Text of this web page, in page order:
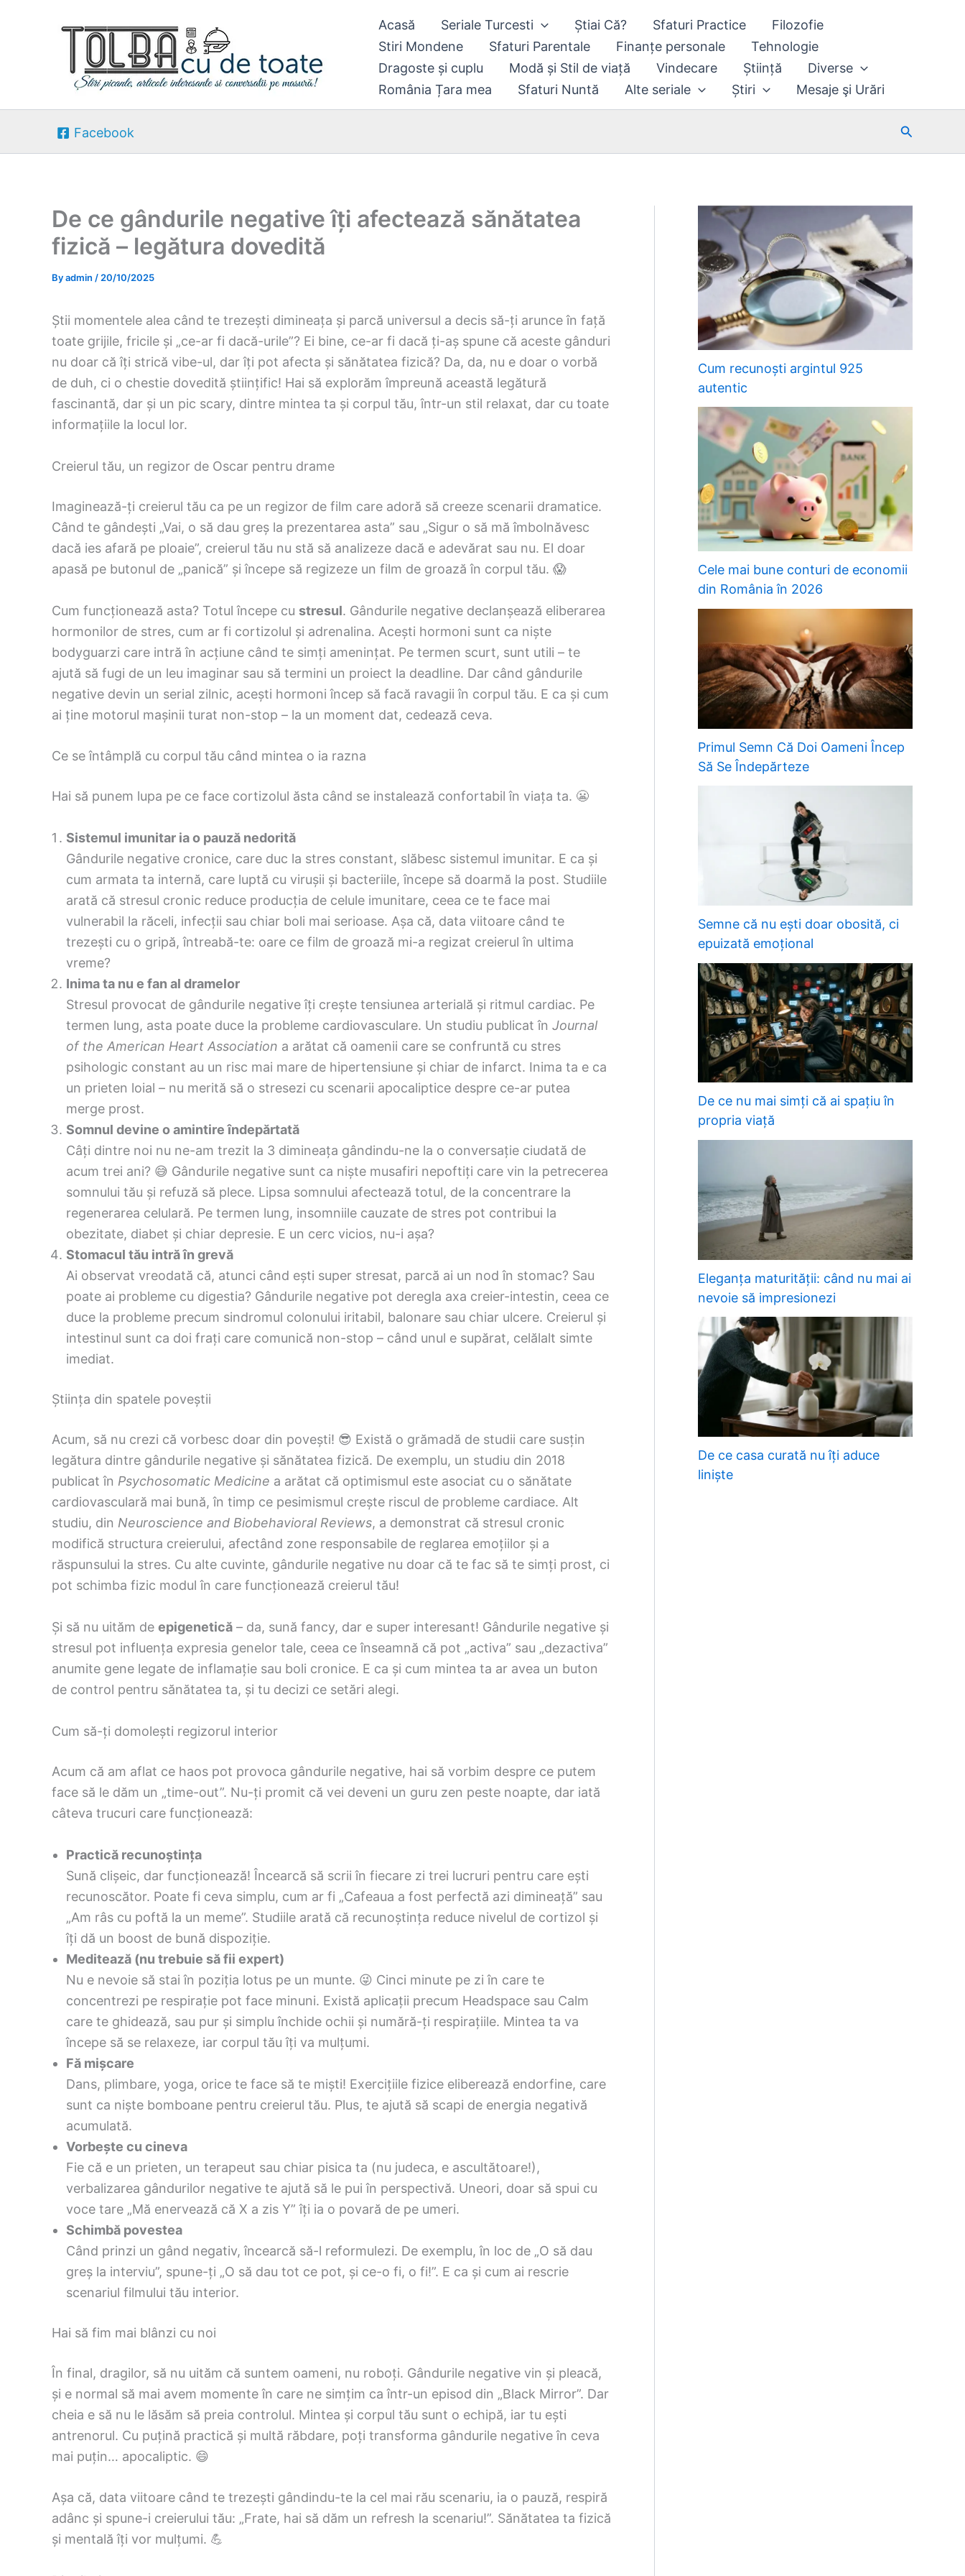
Acasă Seriale Turcesti Știai Că? Sfaturi Practice
Filozofie
Stiri Mondene
Sfaturi Parentale Finanțe personale
Tehnologie
Dragoste și cuplu
Modă și Stil de viață Vindecare Știință
Diverse
România Țara mea
Sfaturi Nuntă Alte seriale Știri Mesaje şi Urări
Facebook Search
De ce gândurile negative îți afectează sănătatea
fizică – legătura dovedită
Byadmin / 20/10/2025
Știi momentele alea când te trezești dimineața și parcă universul a decis să-ți arunce în față
toate grijile, fricile și „ce-ar fi dacă-urile”? Ei bine, ce-ar fi dacă ți-aș spune că aceste gânduri
nu doar că îți strică vibe-ul, dar îți pot afecta și sănătatea fizică? Da, da, nu e doar o vorbă
de duh, ci o chestie dovedită științific! Hai să explorăm împreună această legătură
fascinantă, dar și un pic scary, dintre mintea ta și corpul tău, într-un stil relaxat, dar cu toate
informațiile la locul lor.
Creierul tău, un regizor de Oscar pentru drame
Imaginează-ți creierul tău ca pe un regizor de film care adoră să creeze scenarii dramatice.
Când te gândești „Vai, o să dau greș la prezentarea asta” sau „Sigur o să mă îmbolnăvesc
dacă ies afară pe ploaie”, creierul tău nu stă să analizeze dacă e adevărat sau nu. El doar
apasă pe butonul de „panică” și începe să regizeze un film de groază în corpul tău. 😱
Cum funcționează asta? Totul începe cu stresul. Gândurile negative declanșează eliberarea
hormonilor de stres, cum ar fi cortizolul și adrenalina. Acești hormoni sunt ca niște
bodyguarzi care intră în acțiune când te simți amenințat. Pe termen scurt, sunt utili – te
ajută să fugi de un leu imaginar sau să termini un proiect la deadline. Dar când gândurile
negative devin un serial zilnic, acești hormoni încep să facă ravagii în corpul tău. E ca și cum
ai ține motorul mașinii turat non-stop – la un moment dat, cedează ceva.
Ce se întâmplă cu corpul tău când mintea o ia razna
Hai să punem lupa pe ce face cortizolul ăsta când se instalează confortabil în viața ta. 😬
Sistemul imunitar ia o pauză nedorită
Gândurile negative cronice, care duc la stres constant, slăbesc sistemul imunitar. E ca și
cum armata ta internă, care luptă cu virușii și bacteriile, începe să doarmă la post. Studiile
arată că stresul cronic reduce producția de celule imunitare, ceea ce te face mai
vulnerabil la răceli, infecții sau chiar boli mai serioase. Așa că, data viitoare când te
trezești cu o gripă, întreabă-te: oare ce film de groază mi-a regizat creierul în ultima
vreme?
Inima ta nu e fan al dramelor
Stresul provocat de gândurile negative îți crește tensiunea arterială și ritmul cardiac. Pe
termen lung, asta poate duce la probleme cardiovasculare. Un studiu publicat în Journal
of the American Heart Association a arătat că oamenii care se confruntă cu stres
psihologic constant au un risc mai mare de hipertensiune și chiar de infarct. Inima ta e ca
un prieten loial – nu merită să o stresezi cu scenarii apocaliptice despre ce-ar putea
merge prost.
Somnul devine o amintire îndepărtată
Câți dintre noi nu ne-am trezit la 3 dimineața gândindu-ne la o conversație ciudată de
acum trei ani? 😅 Gândurile negative sunt ca niște musafiri nepoftiți care vin la petrecerea
somnului tău și refuză să plece. Lipsa somnului afectează totul, de la concentrare la
regenerarea celulară. Pe termen lung, insomniile cauzate de stres pot contribui la
obezitate, diabet și chiar depresie. E un cerc vicios, nu-i așa?
Stomacul tău intră în grevă
Ai observat vreodată că, atunci când ești super stresat, parcă ai un nod în stomac? Sau
poate ai probleme cu digestia? Gândurile negative pot deregla axa creier-intestin, ceea ce
duce la probleme precum sindromul colonului iritabil, balonare sau chiar ulcere. Creierul și
intestinul sunt ca doi frați care comunică non-stop – când unul e supărat, celălalt simte
imediat.
Știința din spatele poveștii
Acum, să nu crezi că vorbesc doar din povești! 😎 Există o grămadă de studii care susțin
legătura dintre gândurile negative și sănătatea fizică. De exemplu, un studiu din 2018
publicat în Psychosomatic Medicine a arătat că optimismul este asociat cu o sănătate
cardiovasculară mai bună, în timp ce pesimismul crește riscul de probleme cardiace. Alt
studiu, din Neuroscience and Biobehavioral Reviews, a demonstrat că stresul cronic
modifică structura creierului, afectând zone responsabile de reglarea emoțiilor și a
răspunsului la stres. Cu alte cuvinte, gândurile negative nu doar că te fac să te simți prost, ci
pot schimba fizic modul în care funcționează creierul tău!
Și să nu uităm de epigenetică – da, sună fancy, dar e super interesant! Gândurile negative și
stresul pot influența expresia genelor tale, ceea ce înseamnă că pot „activa” sau „dezactiva”
anumite gene legate de inflamație sau boli cronice. E ca și cum mintea ta ar avea un buton
de control pentru sănătatea ta, și tu decizi ce setări alegi.
Cum să-ți domolești regizorul interior
Acum că am aflat ce haos pot provoca gândurile negative, hai să vorbim despre ce putem
face să le dăm un „time-out”. Nu-ți promit că vei deveni un guru zen peste noapte, dar iată
câteva trucuri care funcționează:
Practică recunoștința
Sună clișeic, dar funcționează! Încearcă să scrii în fiecare zi trei lucruri pentru care ești
recunoscător. Poate fi ceva simplu, cum ar fi „Cafeaua a fost perfectă azi dimineață” sau
„Am râs cu poftă la un meme”. Studiile arată că recunoștința reduce nivelul de cortizol și
îți dă un boost de bună dispoziție.
Meditează (nu trebuie să fii expert)
Nu e nevoie să stai în poziția lotus pe un munte. 😜 Cinci minute pe zi în care te
concentrezi pe respirație pot face minuni. Există aplicații precum Headspace sau Calm
care te ghidează, sau pur și simplu închide ochii și numără-ți respirațiile. Mintea ta va
începe să se relaxeze, iar corpul tău îți va mulțumi.
Fă mișcare
Dans, plimbare, yoga, orice te face să te miști! Exercițiile fizice eliberează endorfine, care
sunt ca niște bomboane pentru creierul tău. Plus, te ajută să scapi de energia negativă
acumulată.
Vorbește cu cineva
Fie că e un prieten, un terapeut sau chiar pisica ta (nu judeca, e ascultătoare!),
verbalizarea gândurilor negative te ajută să le pui în perspectivă. Uneori, doar să spui cu
voce tare „Mă enervează că X a zis Y” îți ia o povară de pe umeri.
Schimbă povestea
Când prinzi un gând negativ, încearcă să-l reformulezi. De exemplu, în loc de „O să dau
greș la interviu”, spune-ți „O să dau tot ce pot, și ce-o fi, o fi!”. E ca și cum ai rescrie
scenariul filmului tău interior.
Hai să fim mai blânzi cu noi
În final, dragilor, să nu uităm că suntem oameni, nu roboți. Gândurile negative vin și pleacă,
și e normal să mai avem momente în care ne simțim ca într-un episod din „Black Mirror”. Dar
cheia e să nu le lăsăm să preia controlul. Mintea și corpul tău sunt o echipă, iar tu ești
antrenorul. Cu puțină practică și multă răbdare, poți transforma gândurile negative în ceva
mai puțin… apocaliptic. 😄
Așa că, data viitoare când te trezești gândindu-te la cel mai rău scenariu, ia o pauză, respiră
adânc și spune-i creierului tău: „Frate, hai să dăm un refresh la scenariu!”. Sănătatea ta fizică
și mentală îți vor mulțumi. 💪
Cum recunoști argintul 925
autentic
Cele mai bune conturi de economii
din România în 2026
Primul Semn Că Doi Oameni Încep
Să Se Îndepărteze
Semne că nu ești doar obosită, ci
epuizată emoțional
De ce nu mai simți că ai spațiu în
propria viață
Eleganța maturității: când nu mai ai
nevoie să impresionezi
De ce casa curată nu îți aduce
liniște